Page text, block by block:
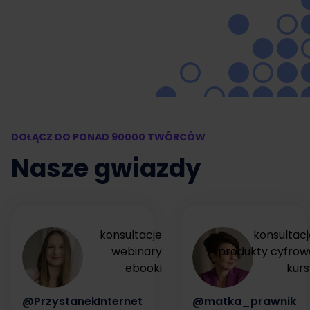
DOŁĄCZ DO PONAD 90000 TWÓRCÓW
Nasze gwiazdy
konsultacje
webinary
ebooki
@PrzystanekInternet
produkty
@matka_prawnik